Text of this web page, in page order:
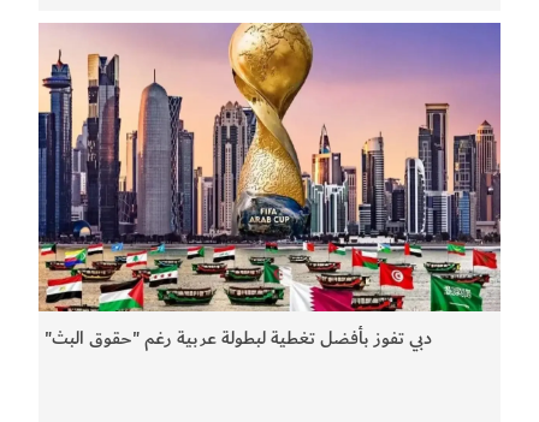
دبي تفوز بأفضل تغطية لبطولة عربية رغم "حقوق البث"